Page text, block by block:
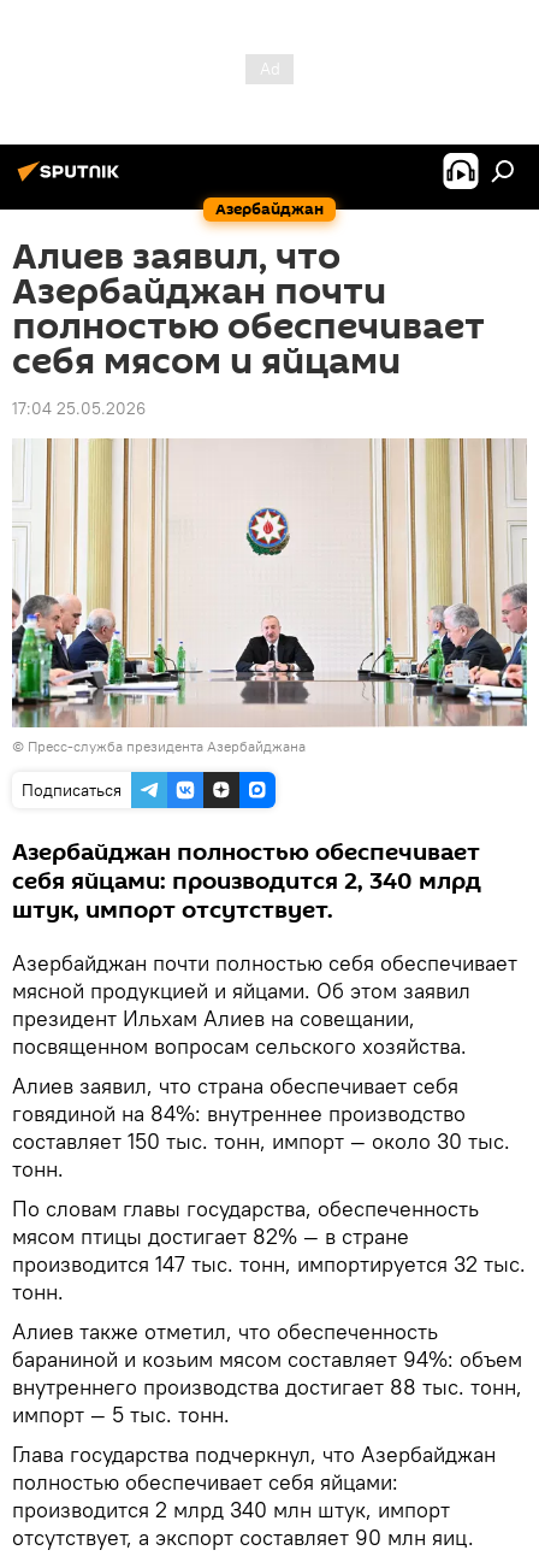
Азербайджан
Алиев заявил, что
Азербайджан почти
полностью обеспечивает
себя мясом и яйцами
17:04 25.05.2026
© Пресс-служба президента Азербайджана
Подписаться
Азербайджан полностью обеспечивает
себя яйцами: производится 2, 340 млрд
штук, импорт отсутствует.
Азербайджан почти полностью себя обеспечивает
мясной продукцией и яйцами. Об этом заявил
президент Ильхам Алиев на совещании,
посвященном вопросам сельского хозяйства.
Алиев заявил, что страна обеспечивает себя
говядиной на 84%: внутреннее производство
составляет 150 тыс. тонн, импорт — около 30 тыс.
тонн.
По словам главы государства, обеспеченность
мясом птицы достигает 82% — в стране
производится 147 тыс. тонн, импортируется 32 тыс.
тонн.
Алиев также отметил, что обеспеченность
бараниной и козьим мясом составляет 94%: объем
внутреннего производства достигает 88 тыс. тонн,
импорт — 5 тыс. тонн.
Глава государства подчеркнул, что Азербайджан
полностью обеспечивает себя яйцами:
производится 2 млрд 340 млн штук, импорт
отсутствует, а экспорт составляет 90 млн яиц.